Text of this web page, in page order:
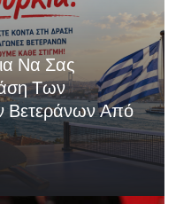
Να Σας
Των
Βετεράνων Από